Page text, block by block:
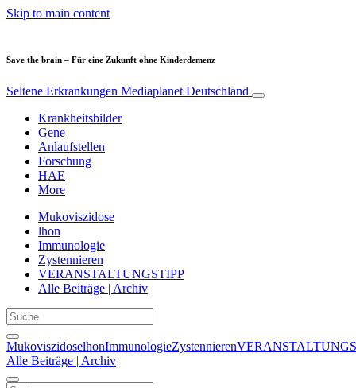
Skip to main content
Save the brain – Für eine Zukunft ohne Kinderdemenz
Seltene Erkrankungen Mediaplanet Deutschland
Krankheitsbilder
Gene
Anlaufstellen
Forschung
HAE
More
Mukoviszidose
lhon
Immunologie
Zystennieren
VERANSTALTUNGSTIPP
Alle Beiträge | Archiv
MukoviszidoselhonImmunologieZystennieren
Alle Beiträge | Archiv